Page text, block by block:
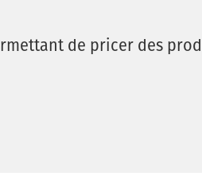
de pricer des